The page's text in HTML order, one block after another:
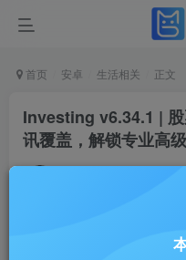
首页 安卓 生活相关 正文
Investing v6.34.1 |
讯覆盖，解锁专业高
这款全球领先的移动应用